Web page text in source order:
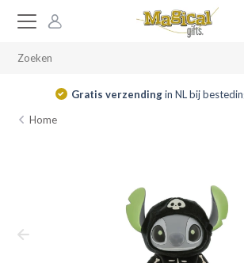
Gratis verzendingin NL bij
Home